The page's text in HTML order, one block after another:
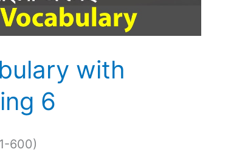
with
6
600)